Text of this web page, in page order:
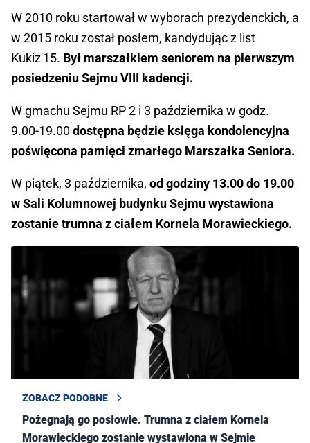
W 2010 roku startował w wyborach prezydenckich, a
w 2015 roku został posłem, kandydując z list
Kukiz'15. Był marszałkiem seniorem na pierwszym
posiedzeniu Sejmu VIII kadencji.
W gmachu Sejmu RP 2 i 3 października w godz.
9.00-19.00dostępna będzie księga kondolencyjna
poświęcona pamięci zmarłego Marszałka Seniora.
W piątek, 3 października, od godziny 13.00 do 19.00
w Sali Kolumnowej budynku Sejmu wystawiona
zostanie trumna z ciałem Kornela Morawieckiego.
ZOBACZ PODOBNE
Pożegnają go posłowie. Trumna z ciałem Kornela
Morawieckiego zostanie wystawiona w Sejmie